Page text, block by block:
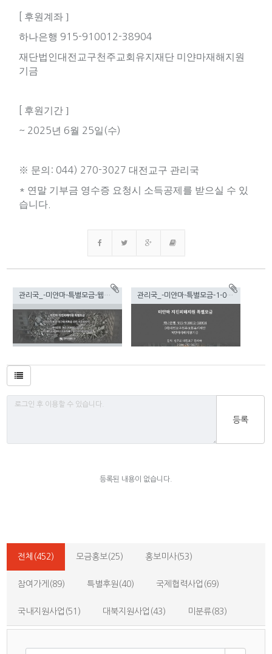
후원계좌 ]
하나은행 915-910012-38904
재단법인대전교구천주교회유지재단 미얀마재해지원
기금
후원기간 ]
~ 2025년 6월 25일 (수)
※ 문의 : 044) 270-3027대전교구 관리국
* 연말 기부금 영수증 요청시 소득공제를 받으실 수 있
습니다
관리국_-미얀마-특별모금-웹배너-001_(1).jpg(209.33KB) 관리국_-미얀마-특별모금-1-001.jpg(263.85KB)
등록
등록된 내용이 없습니다.
전체(452) 모금홍보(25) 홍보미사(53)
참여가게(89) 특별후원(40) 국제협력사업(69)
국내지원사업(51) 대북지원사업(43) 미분류(83)